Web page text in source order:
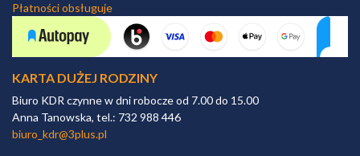
Płatności obsługuje
KARTA DUŻEJ RODZINY
Biuro KDR czynne w dni robocze od 7.00 do 15.00
Anna Tanowska, tel.: 732 988 446
biuro_kdr@3plus.pl